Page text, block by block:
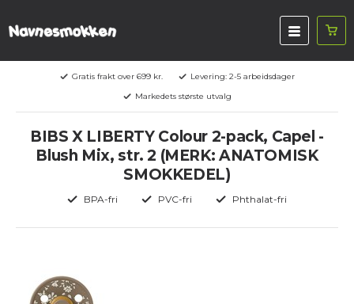
Gratis frakt over 699 kr.
Levering: 2-5 arbeidsdager
Markedets største utvalg
BIBS X LIBERTY Colour 2-pack, Capel -
Blush Mix, str. 2 (MERK: ANATOMISK
SMOKKEDEL)
BPA-fri PVC-fri Phthalat-fri